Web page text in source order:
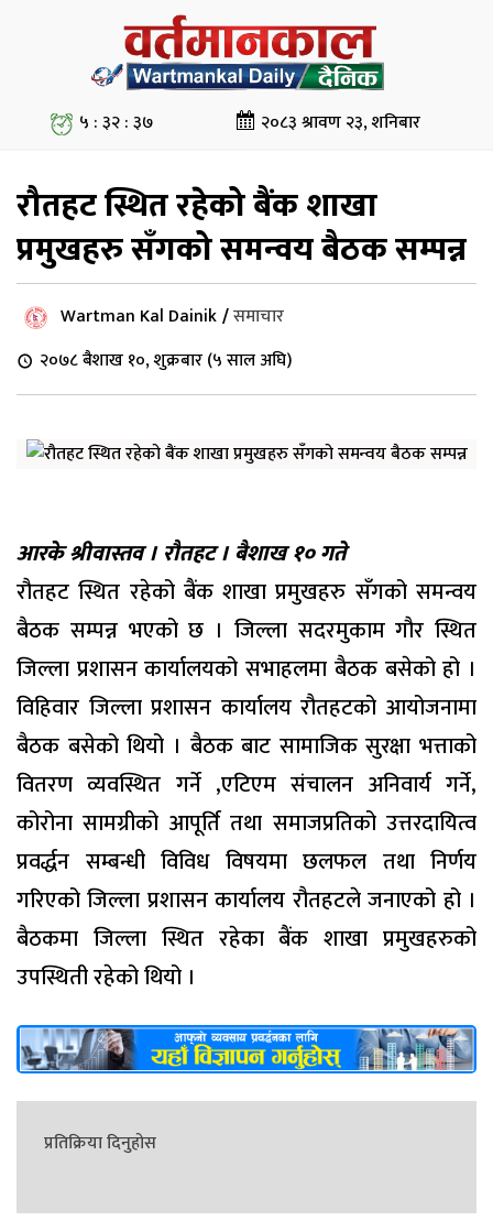
५ : ३२ : ३७ २०८३ श्रावण २३, शनिबार
रौतहट स्थित रहेको बैंक शाखा
प्रमुखहरु सँगको समन्वय बैठक सम्पन्न
Wartman Kal Dainik/समाचार
२०७८ बैशाख १०, शुक्रबार (५ साल अघि)
आरके श्रीवास्तव । रौतहट । बैशाख १० गते
रौतहट स्थित रहेको बैंक शाखा प्रमुखहरु सँगको समन्वय
बैठक सम्पन्न भएको छ । जिल्ला सदरमुकाम गौर स्थित
जिल्ला प्रशासन कार्यालयको सभाहलमा बैठक बसेको हो ।
विहिवार जिल्ला प्रशासन कार्यालय रौतहटको आयोजनामा
बैठक बसेको थियो । बैठक बाट सामाजिक सुरक्षा भत्ताको
वितरण व्यवस्थित गर्ने ,एटिएम संचालन अनिवार्य गर्ने,
कोरोना सामग्रीको आपूर्ति तथा समाजप्रतिको उत्तरदायित्व
प्रवर्द्धन सम्बन्धी विविध विषयमा छलफल तथा निर्णय
गरिएको जिल्ला प्रशासन कार्यालय रौतहटले जनाएको हो ।
बैठकमा जिल्ला स्थित रहेका बैंक शाखा प्रमुखहरुको
उपस्थिती रहेको थियो ।
प्रतिक्रिया दिनुहोस